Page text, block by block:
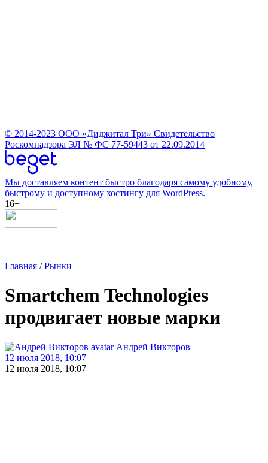
© 2014-2023 ООО «Диджитал Три» Свидетельство
Роскомнадзора ЭЛ № ФС 77-59443 от 22.09.2014
Мы доставляем контент быстро благодаря самому удобному,
быстрому и доступному хостингу для WordPress.
16+
Главная /Рынки
Smartchem Technologies
продвигает новые марки
Андрей Викторов
12 июля 2018, 10:07
12 июля 2018, 10:07